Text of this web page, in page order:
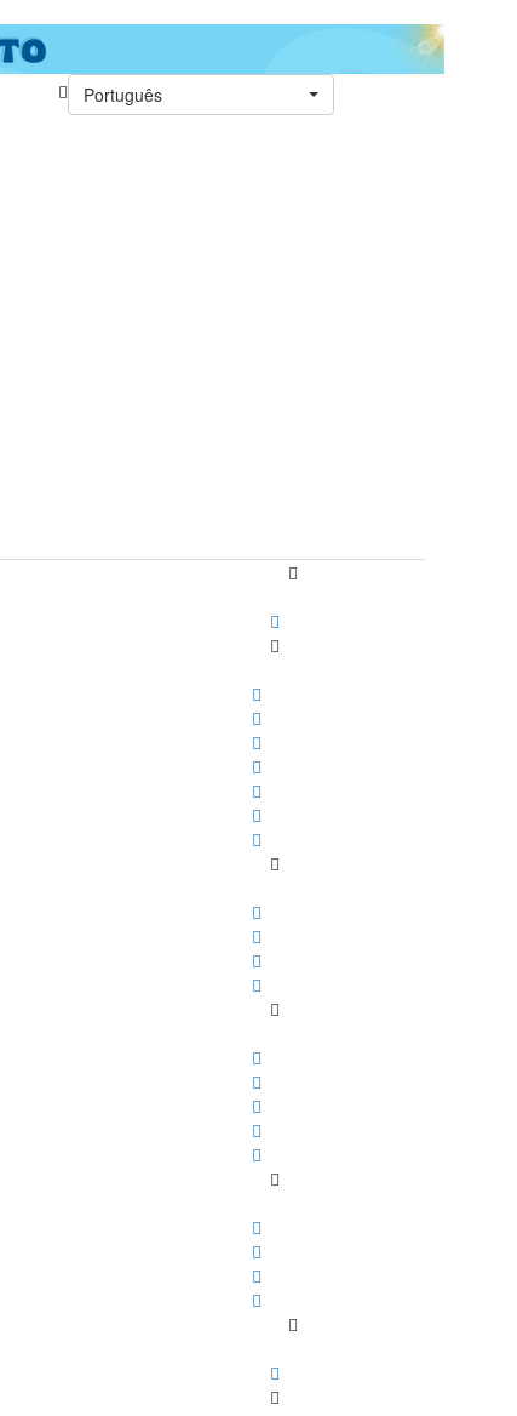
Português